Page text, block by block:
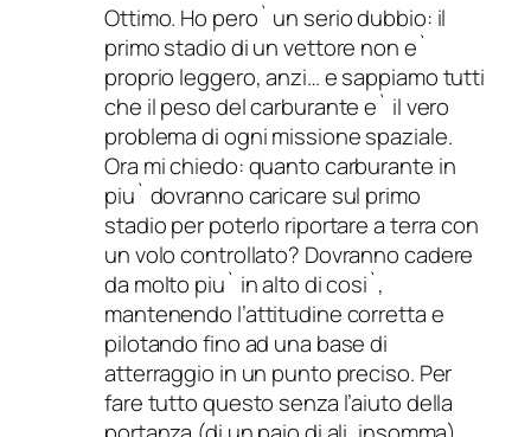
Ottimo. Ho pero` un serio dubbio: il
primo stadio di un vettore non e`
proprio leggero, anzi… e sappiamo tutti
che il peso del carburante e` il vero
problema di ogni missione spaziale.
Ora mi chiedo: quanto carburante in
piu` dovranno caricare sul primo
stadio per poterlo riportare a terra con
un volo controllato? Dovranno cadere
da molto piu` in alto di cosi`,
mantenendo l’attitudine corretta e
pilotando fino ad una base di
atterraggio in un punto preciso. Per
fare tutto questo senza l’aiuto della